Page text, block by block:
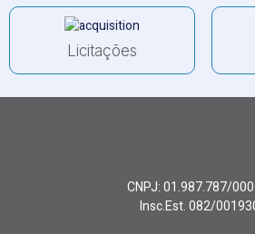
Licitações
CNPJ: 01.987.787/
Insc.Est. 082/